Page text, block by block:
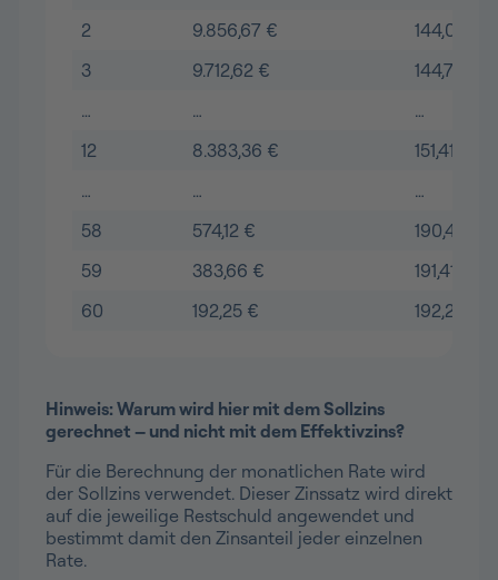
2
9.856,67 €
144,05 €
3
9.712,62 €
144,77 €
…
…
…
12
8.383,36 €
151,41 €
…
…
…
58
574,12 €
190,46 €
59
383,66 €
191,41 €
60
192,25 € 192,25 €
Hinweis: Warum wird hier mit dem Sollzins
gerechnet – und nicht mit dem Effektivzins?
Für die Berechnung der monatlichen Rate wird
der Sollzins verwendet. Dieser Zinssatz wird direkt
auf die jeweilige Restschuld angewendet und
bestimmt damit den Zinsanteil jeder einzelnen
Rate.